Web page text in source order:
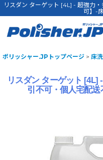
リスダン ターゲット [4L] - 超強力
可】-
ポリッシャー.JPトップページ > 床
リスダン ターゲット [4L]
引不可・個人宅配送